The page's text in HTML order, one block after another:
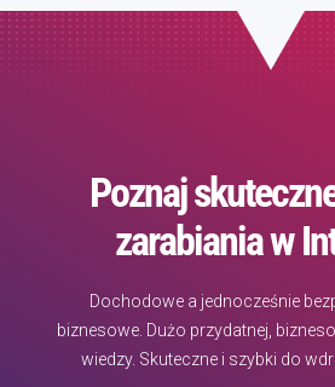
Poznaj
zarabiania w
Dochodowe a jednocześnie
biznesowe. Dużo przydatnej,
wiedzy. Skuteczne i szybki do